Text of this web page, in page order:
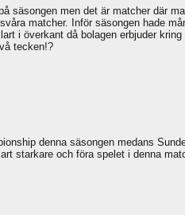
säsongen men det är matcher där
matcher. Inför säsongen hade
i överkant då bolagen erbjuder
tecken!?
denna säsongen medans
starkare och föra spelet i denna